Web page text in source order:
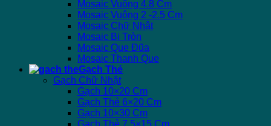
Mosaic Vuông 4.8 Cm
Mosaic Vuông 2 -2.5 Cm
Mosaic Chữ Nhật
Mosaic Bi Tròn
Mosaic Que Đũa
Mosaic Thanh Que
Gạch Thẻ
Gạch Chữ Nhật
Gạch 10×20 Cm
Gạch Thẻ 6×20 Cm
Gạch 10×30 Cm